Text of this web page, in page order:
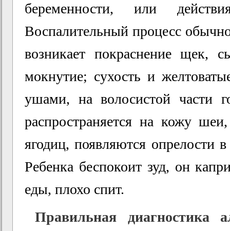
беременности, или
Воспалительный процесс
возникает покраснение щек,
мокнутие; сухость и
ушами, на волосистой части
распространяется на кожу
ягодиц, появляются опрелости
Ребенка беспокоит зуд, он
еды, плохо спит.
Правильная диагностика